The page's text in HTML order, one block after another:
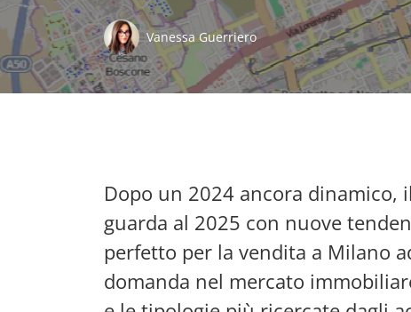
Vanessa Guerriero
Dopo un 2024 ancora
guarda al 2025 con nuove
perfetto per la vendita a Milano
domanda nel mercato